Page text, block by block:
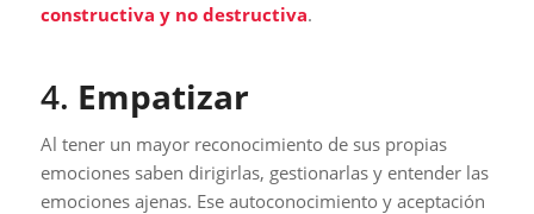
constructiva y no destructiva.
4. Empatizar
Al tener un mayor reconocimiento de sus propias
emociones saben dirigirlas, gestionarlas y entender las
emociones ajenas. Ese autoconocimiento y aceptación